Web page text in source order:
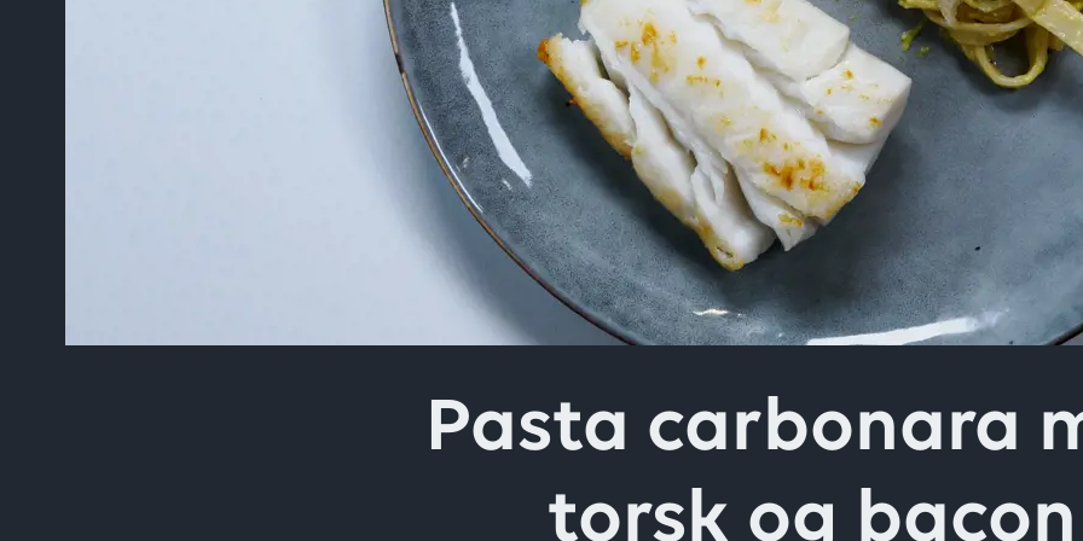
Skriv inn søket i feltet over
Pasta carbonara
torsk og bacon